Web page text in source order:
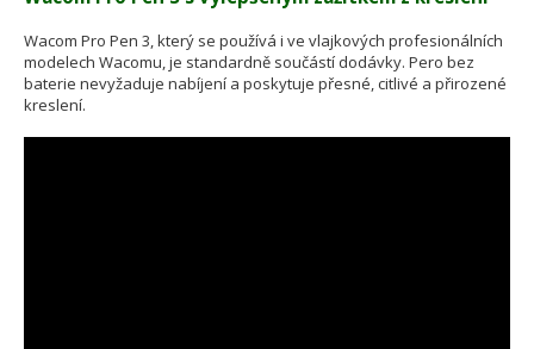
Wacom Pro Pen 3, který se používá i ve vlajkových profesionálních
modelech Wacomu, je standardně součástí dodávky. Pero bez
baterie nevyžaduje nabíjení a poskytuje přesné, citlivé a přirozené
kreslení.